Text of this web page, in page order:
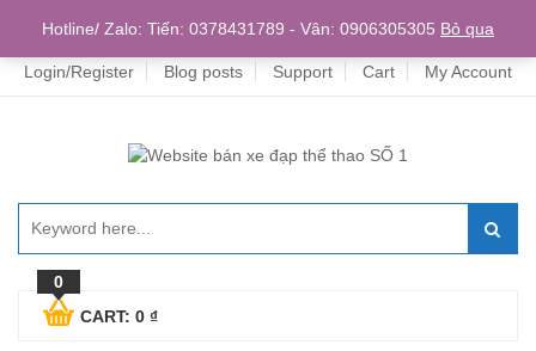
Home
Login/Register Blog posts Support Cart My Account
0
CART: 0 ₫
Hotline/ Zalo: Tiến: 0378431789 - Vân: 0906305305 Bỏ qua